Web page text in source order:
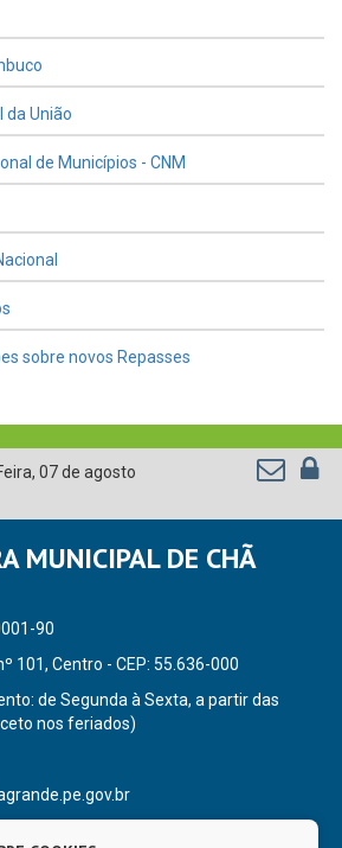
da União
de Municípios - CNM
sobre novos Repasses
, 07 de agosto
MUNICIPAL DE CHÃ
90
101, Centro - CEP: 55.636-000
de Segunda à Sexta, a partir das
nos feriados)